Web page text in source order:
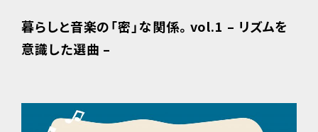
暮らしと音楽の「密」な関係。vol.1 – リズムを
意識した選曲 –